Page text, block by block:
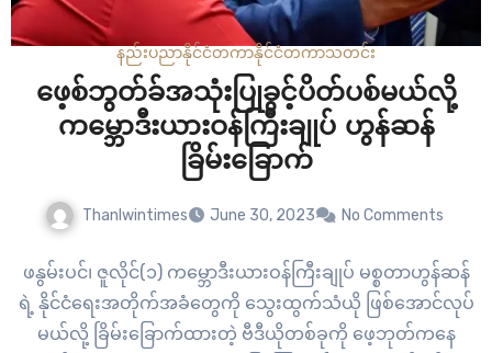
နည်းပညာနိုင်ငံတကာနိုင်ငံတကာသတင်း
ဖေ့စ်ဘွတ်ခ်အသုံးပြုခွင့်ပိတ်ပစ်မယ်လို့
ကမ္ဘောဒီးယားဝန်ကြီးချုပ် ဟွန်ဆန်
ခြိမ်းခြောက်
Thanlwintimes June 30, 2023 No Comments
ဖနွမ်းပင်၊ ဇူလိုင်(၁) ကမ္ဘောဒီးယားဝန်ကြီးချုပ် မစ္စတာဟွန်ဆန်
ရဲ့ နိုင်ငံရေးအတိုက်အခံတွေကို သွေးထွက်သံယို ဖြစ်အောင်လုပ်
မယ်လို့ ခြိမ်းခြောက်ထားတဲ့ ဗီဒီယိုတစ်ခုကို ဖေ့ဘုတ်ကနေ